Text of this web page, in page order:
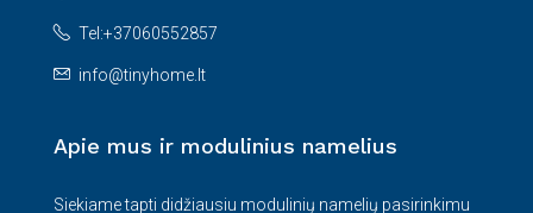
Tel:+37060552857
info@tinyhome.lt
Apie mus ir modulinius namelius
Siekiame tapti didžiausiu modulinių namelių pasirinkimu